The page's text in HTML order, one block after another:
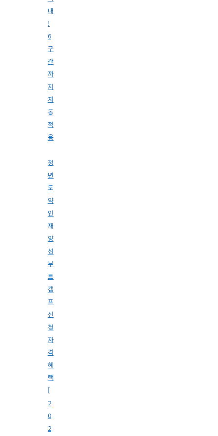
대
!
6
구
간
까
지
자
동
적
용
청
년
도
약
인
재
양
성
부
트
캠
프
신
청
자
격
혜
택
[
2
0
2